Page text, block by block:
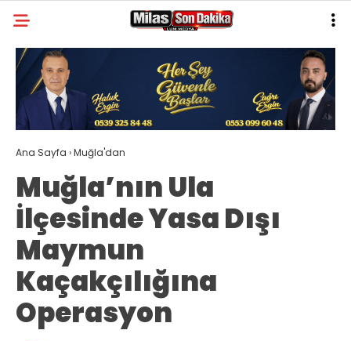
32.1
GALERİ YAZARLAR
MILAS
MUĞLA’DAN
ASAYIŞ
GÜNDEM
EKONOMI
SPOR
VEFAT
Ana Sayfa ›Muğla'dan
Muğla’nın Ula
İlçesinde Yasa Dışı
Maymun
Kaçakçılığına
Operasyon